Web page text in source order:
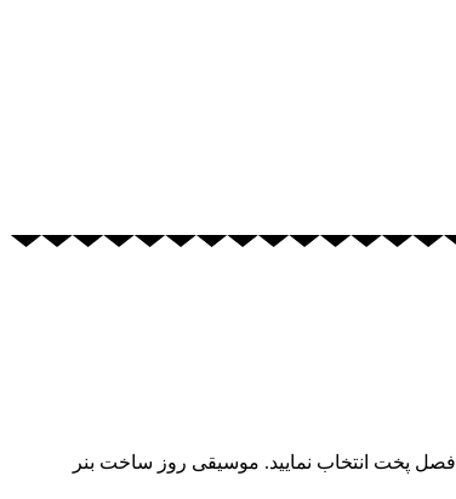
پخت انتخاب نمایید. موسیقی روز ساخت بنر